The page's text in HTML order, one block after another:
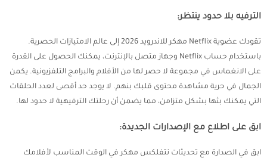
الترفيه بلا حدود ينتظر:
تقودك عضوية Netflix مهكر للاندرويد 2026 إلى عالم الامتيازات الحصرية.
باستخدام حساب Netflix وجهاز متصل بالإنترنت، يمكنك الحصول على القدرة
على الانغماس في مجموعة لا حصر لها من الأفلام والبرامج التلفزيونية. يكمن
الجمال في حرية مشاهدة محتوى قلبك بنهم. لا يوجد حد أقصى لعدد الحلقات
التي يمكنك بثها بشكل متزامن، مما يضمن أن رحلتك الترفيهية لا حدود لها.
ابق على اطلاع مع الإصدارات الجديدة:
ابق في الصدارة مع تحديثات نتفلكس مهكر في الوقت المناسب لأفلامك